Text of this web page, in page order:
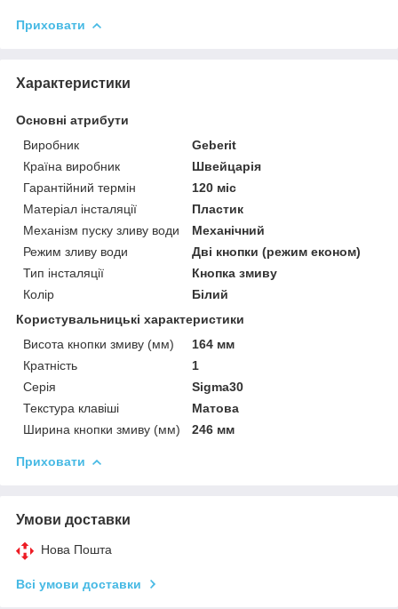
Приховати
Характеристики
Основні атрибути
Виробник
Geberit
Країна виробник
Швейцарія
Гарантійний термін
120 міс
Матеріал інсталяції
Пластик
Механізм пуску зливу води
Механічний
Режим зливу води
Дві кнопки (режим економ)
Тип інсталяції
Кнопка змиву
Колір
Білий
Користувальницькі характеристики
Висота кнопки змиву (мм)
164 мм
Кратність
1
Серія
Sigma30
Текстура клавіші
Матова
Ширина кнопки змиву (мм)
246 мм
Приховати
Умови доставки
Нова Пошта
Всі умови доставки